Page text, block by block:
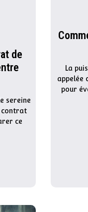
de
sereine
contrat
ce
La
appelée
pour